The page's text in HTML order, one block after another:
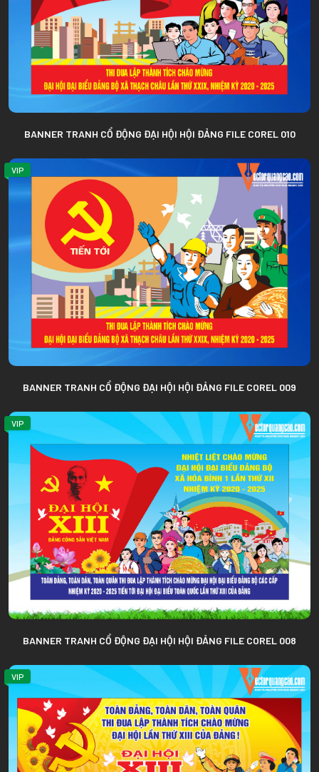
BANNER TRANH CỔ ĐỘNG ĐẠI HỘI HỘI ĐẢNG FILE COREL 010
VIP
BANNER TRANH CỔ ĐỘNG ĐẠI HỘI HỘI ĐẢNG FILE COREL 009
VIP
BANNER TRANH CỔ ĐỘNG ĐẠI HỘI HỘI ĐẢNG FILE COREL 008
VIP